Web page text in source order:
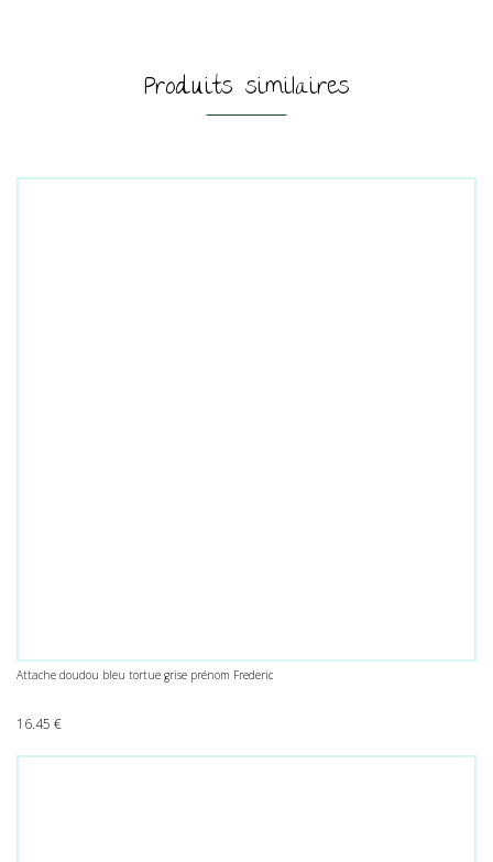
Produits similaires
Attache doudou bleu tortue grise prénom Frederic
16.45 €